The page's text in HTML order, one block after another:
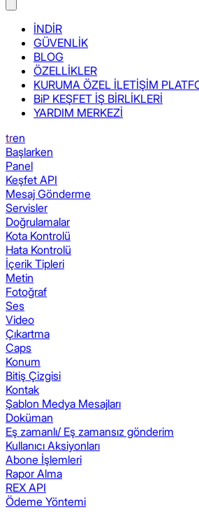
İNDİR
GÜVENLİK
BLOG
ÖZELLİKLER
KURUMA ÖZEL İLETİŞİM
BiP KEŞFET İŞ BİRLİKLERİ
YARDIM MERKEZİ
tren
Başlarken
Panel
Keşfet API
Mesaj Gönderme
Servisler
Doğrulamalar
Kota Kontrolü
Hata Kontrolü
İçerik Tipleri
Metin
Fotoğraf
Ses
Video
Çıkartma
Caps
Konum
Bitiş Çizgisi
Kontak
Şablon Medya Mesajları
Doküman
Eş zamanlı/ Eş zamansız gönderim
Kullanıcı Aksiyonları
Abone İşlemleri
Rapor Alma
REX API
Ödeme Yöntemi